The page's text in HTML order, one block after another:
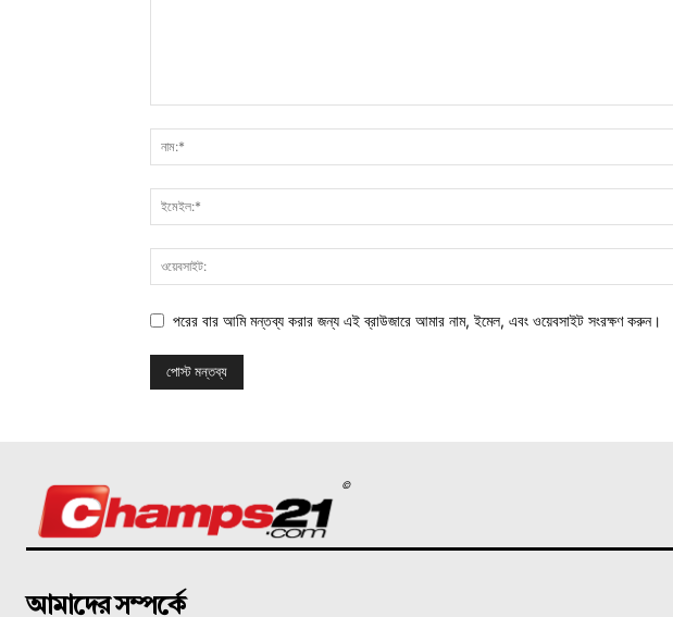
পরের বার আমি মন্তব্য করার জন্য এই ব্রাউজারে আমার নাম, ইমেল, এবং ওয়েবসাইট সংরক্ষণ করুন।
©
আমাদের সম্পর্কে